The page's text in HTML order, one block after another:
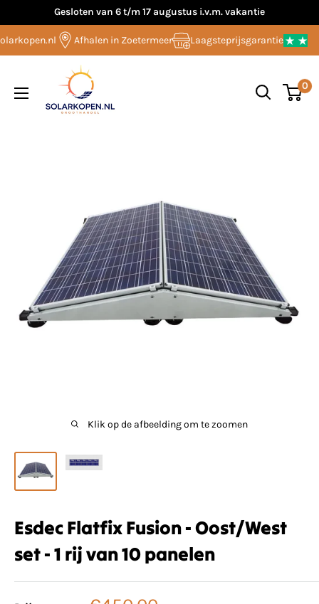
inhoud
Gesloten van 6 t/m 17 augustus i.v.m. vakantie
Afhalen in Zoetermeer Laagsteprijsgarantie
Solarkopen.nl
0
Klik op de afbeelding om te zoomen
Esdec Flatfix Fusion - Oost/West
set - 1 rij van 10 panelen